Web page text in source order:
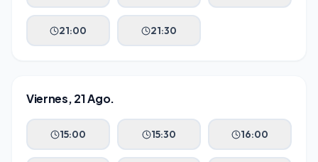
21:00 21:30
Viernes, 21 Ago.
15:00 15:30 16:00